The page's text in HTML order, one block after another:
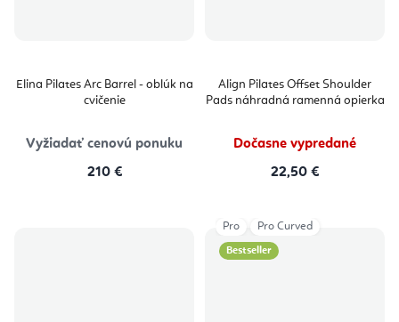
Elina Pilates Arc Barrel - oblúk na
cvičenie
Vyžiadať cenovú ponuku
210 €
Align Pilates Offset Shoulder
Pads náhradná ramenná opierka
Dočasne vypredané
22,50 €
Bestseller
Pro Pro Curved